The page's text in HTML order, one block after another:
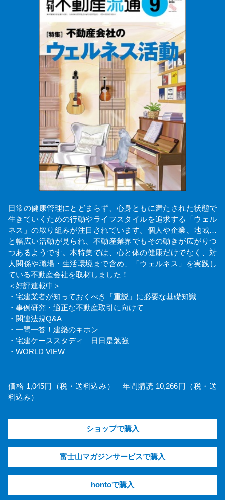
日常の健康管理にとどまらず、心身ともに満たされた状態で
生きていくための行動やライフスタイルを追求する「ウェル
ネス」の取り組みが注目されています。個人や企業、地域…
と幅広い活動が見られ、不動産業界でもその動きが広がりつ
つあるようです。本特集では、心と体の健康だけでなく、対
人関係や職場・生活環境まで含め、「ウェルネス」を実践し
ている不動産会社を取材しました！
＜好評連載中＞
・宅建業者が知っておくべき「重説」に必要な基礎知識
・事例研究・適正な不動産取引に向けて
・関連法規Q&A
・一問一答！建築のキホン
・宅建ケーススタディ 日日是勉強
・WORLD VIEW
価格 1,045円（税・送料込み） 年間購読 10,266円（税・送
料込み）
ショップで購入
富士山マガジンサービスで購入
hontoで購入